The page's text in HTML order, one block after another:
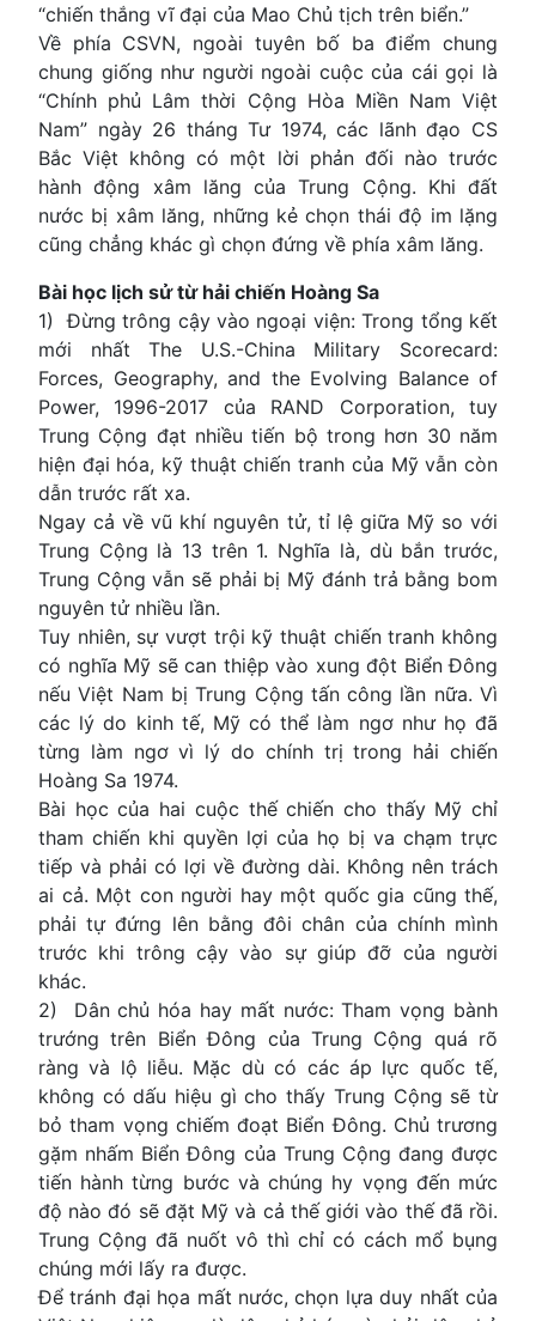
“chiến thắng vĩ đại của Mao Chủ tịch trên biển.”
Về phía CSVN, ngoài tuyên bố ba điểm chung
chung giống như người ngoài cuộc của cái gọi là
“Chính phủ Lâm thời Cộng Hòa Miền Nam Việt
Nam” ngày 26 tháng Tư 1974, các lãnh đạo CS
Bắc Việt không có một lời phản đối nào trước
hành động xâm lăng của Trung Cộng. Khi đất
nước bị xâm lăng, những kẻ chọn thái độ im lặng
cũng chẳng khác gì chọn đứng về phía xâm lăng.
Bài học lịch sử từ hải chiến Hoàng Sa
1) Đừng trông cậy vào ngoại viện: Trong tổng kết
mới nhất The U.S.-China Military Scorecard:
Forces, Geography, and the Evolving Balance of
Power, 1996-2017 của RAND Corporation, tuy
Trung Cộng đạt nhiều tiến bộ trong hơn 30 năm
hiện đại hóa, kỹ thuật chiến tranh của Mỹ vẫn còn
dẫn trước rất xa.
Ngay cả về vũ khí nguyên tử, tỉ lệ giữa Mỹ so với
Trung Cộng là 13 trên 1. Nghĩa là, dù bắn trước,
Trung Cộng vẫn sẽ phải bị Mỹ đánh trả bằng bom
nguyên tử nhiều lần.
Tuy nhiên, sự vượt trội kỹ thuật chiến tranh không
có nghĩa Mỹ sẽ can thiệp vào xung đột Biển Đông
nếu Việt Nam bị Trung Cộng tấn công lần nữa. Vì
các lý do kinh tế, Mỹ có thể làm ngơ như họ đã
từng làm ngơ vì lý do chính trị trong hải chiến
Hoàng Sa 1974.
Bài học của hai cuộc thế chiến cho thấy Mỹ chỉ
tham chiến khi quyền lợi của họ bị va chạm trực
tiếp và phải có lợi về đường dài. Không nên trách
ai cả. Một con người hay một quốc gia cũng thế,
phải tự đứng lên bằng đôi chân của chính mình
trước khi trông cậy vào sự giúp đỡ của người
khác.
2) Dân chủ hóa hay mất nước: Tham vọng bành
trướng trên Biển Đông của Trung Cộng quá rõ
ràng và lộ liễu. Mặc dù có các áp lực quốc tế,
không có dấu hiệu gì cho thấy Trung Cộng sẽ từ
bỏ tham vọng chiếm đoạt Biển Đông. Chủ trương
gặm nhấm Biển Đông của Trung Cộng đang được
tiến hành từng bước và chúng hy vọng đến mức
độ nào đó sẽ đặt Mỹ và cả thế giới vào thế đã rồi.
Trung Cộng đã nuốt vô thì chỉ có cách mổ bụng
chúng mới lấy ra được.
Để tránh đại họa mất nước, chọn lựa duy nhất của